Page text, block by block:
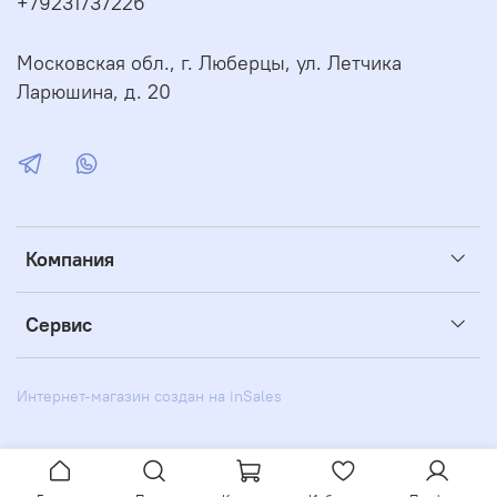
Компания
Сервис
Московская обл., г. Люберцы, ул. Летчика
Ларюшина, д. 20
Интернет-магазин создан на inSales